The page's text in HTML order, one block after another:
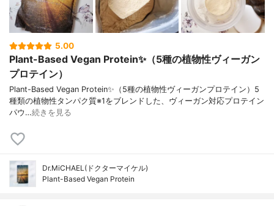
5.00
Plant-Based Vegan Protein✨（5種の植物性ヴィーガン
プロテイン）
Plant-Based Vegan Protein✨（5種の植物性ヴィーガンプロテイン）5
種類の植物性タンパク質※1をブレンドした、ヴィーガン対応プロテイン
パウ…続きを見る
Dr.MiCHAEL(ドクターマイケル)
Plant-Based Vegan Protein